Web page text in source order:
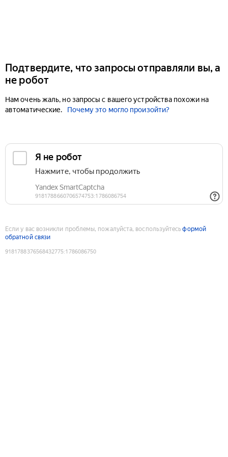
Подтвердите, что запросы отправляли вы, а
не робот
Нам очень жаль, но запросы с вашего устройства похожи на
автоматические.
Почему это могло произойти?
Если у вас возникли проблемы, пожалуйста, воспользуйтесьформой
обратной связи
9181788376568432775:1786086750